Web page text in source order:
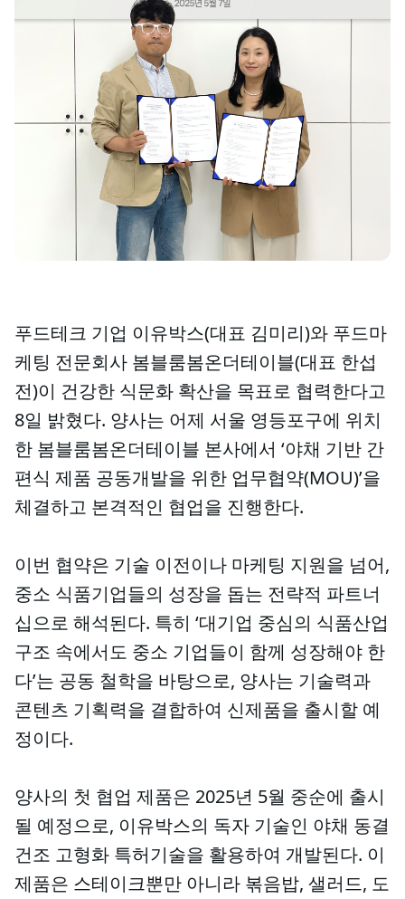
푸드테크 기업 이유박스(대표 김미리)와 푸드마
케팅 전문회사 봄블룸봄온더테이블(대표 한섭
전)이 건강한 식문화 확산을 목표로 협력한다고
8일 밝혔다. 양사는 어제 서울 영등포구에 위치
한 봄블룸봄온더테이블 본사에서 ‘야채 기반 간
편식 제품 공동개발을 위한 업무협약(MOU)’을
체결하고 본격적인 협업을 진행한다.
이번 협약은 기술 이전이나 마케팅 지원을 넘어,
중소 식품기업들의 성장을 돕는 전략적 파트너
십으로 해석된다. 특히 ‘대기업 중심의 식품산업
구조 속에서도 중소 기업들이 함께 성장해야 한
다’는 공동 철학을 바탕으로, 양사는 기술력과
콘텐츠 기획력을 결합하여 신제품을 출시할 예
정이다.
양사의 첫 협업 제품은 2025년 5월 중순에 출시
될 예정으로, 이유박스의 독자 기술인 야채 동결
건조 고형화 특허기술을 활용하여 개발된다. 이
제품은 스테이크뿐만 아니라 볶음밥, 샐러드, 도